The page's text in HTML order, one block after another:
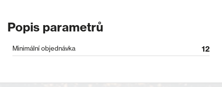
Popis parametrů
Minimální objednávka 12